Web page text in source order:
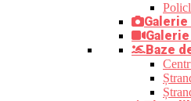
Galerie
Baze